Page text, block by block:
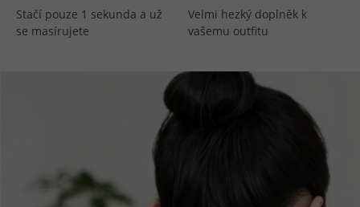
Stačí pouze 1 sekunda a už
se masírujete
Velmi hezký doplněk k
vašemu outfitu